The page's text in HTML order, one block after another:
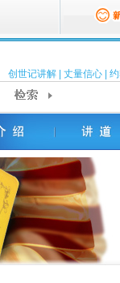
创世记讲解 丈量信心